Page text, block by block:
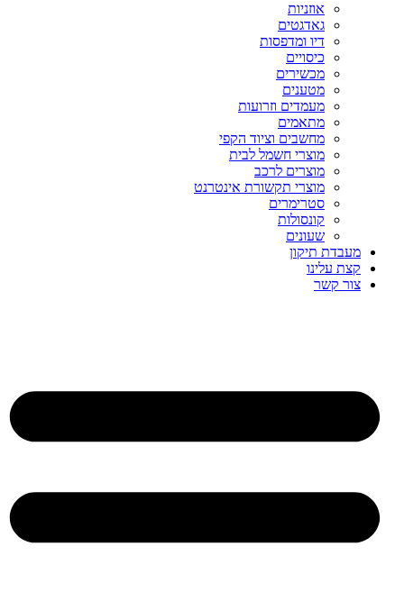
אוזניות
גאדגטים
דיו ומדפסות
כיסויים
מכשירים
מטענים
מעמדים וזרועות
מתאמים
מחשבים וציוד הקפי
מוצרי חשמל לבית
מוצרים לרכב
מוצרי תקשורת אינטרנט
סטרימרים
קונסולות
שעונים
מעבדת תיקון
קצת עלינו
צור קשר